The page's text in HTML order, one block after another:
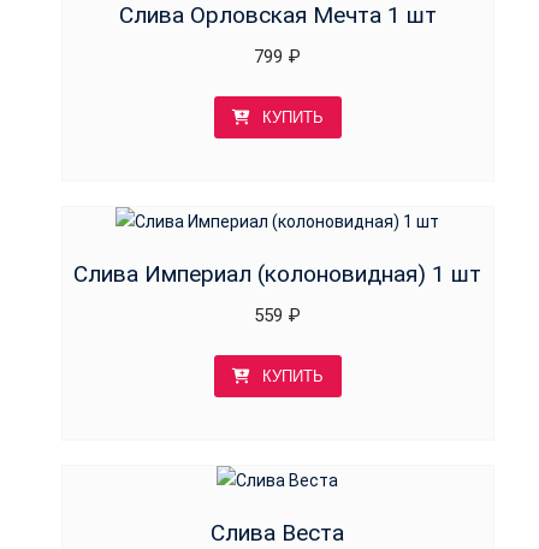
Слива Орловская Мечта 1 шт
799 ₽
КУПИТЬ
Слива Империал (колоновидная) 1 шт
559 ₽
КУПИТЬ
Слива Веста